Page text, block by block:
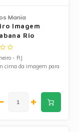
Mania
Imagem
Rio
- RJ
cima da imagem para